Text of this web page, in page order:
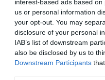
interest-based ads based
us or personal information
your opt-out. You may
disclosure of your personal
IAB’s list of downstream
also be disclosed by us to
Downstream Participants